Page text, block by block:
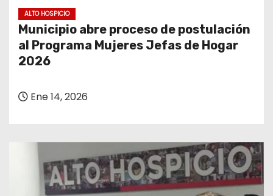
ALTO HOSPICIO
Municipio abre proceso de postulación
al Programa Mujeres Jefas de Hogar
2026
Ene 14, 2026